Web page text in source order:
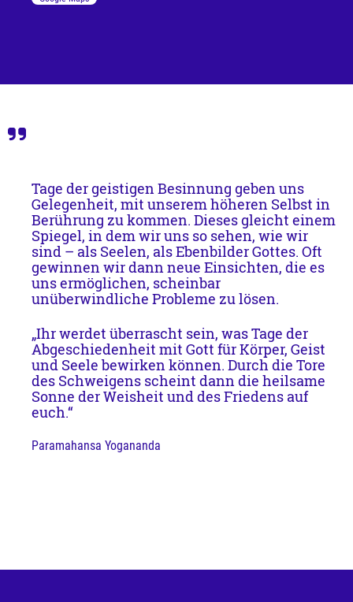
Tage der geistigen Besinnung geben uns
Gelegenheit, mit unserem höheren Selbst in
Berührung zu kommen. Dieses gleicht einem
Spiegel, in dem wir uns so sehen, wie wir
sind – als Seelen, als Ebenbilder Gottes. Oft
gewinnen wir dann neue Einsichten, die es
uns ermöglichen, scheinbar
unüberwindliche Probleme zu lösen.
„Ihr werdet überrascht sein, was Tage der
Abgeschiedenheit mit Gott für Körper, Geist
und Seele bewirken können. Durch die Tore
des Schweigens scheint dann die heilsame
Sonne der Weisheit und des Friedens auf
euch.“
Paramahansa Yogananda